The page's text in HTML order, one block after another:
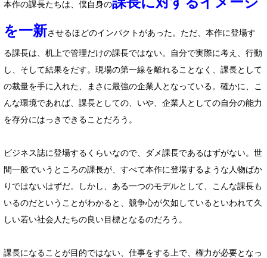
本作の課長たちは、僕自身の
を一新させるほどのインパクトがあった。ただ、本作に登場す
る課長は、机上で管理だけの課長ではない。自分で実際に考え、行動
し、そして結果をだす。現場の第一線を離れることなく、課長として
の裁量を手に入れた、まさに最強の企業人となっている。確かに、こ
んな環境であれば、課長としての、いや、企業人としての自分の能力
を存分にはっきできることだろう。
ビジネス誌に登場するくらいなので、ダメ課長であるはずがない。世
間一般でいうところの課長が、すべて本作に登場するような人物ばか
りではないはずだ。しかし、ある一つのモデルとして、こんな課長も
いるのだということがわかると、競争心が欠如しているといわれて久
しい若い社会人たちの良い目標となるのだろう。
課長になることが目的ではない、仕事をする上で、権力が必要となっ